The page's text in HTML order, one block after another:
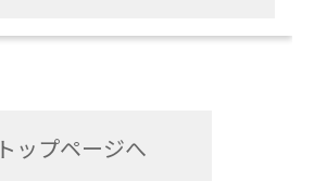
トップページへ